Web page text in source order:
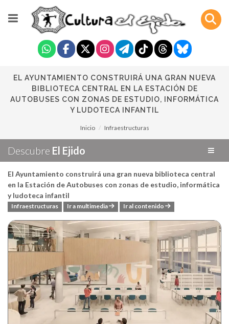
EL AYUNTAMIENTO CONSTRUIRÁ UNA GRAN NUEVA
BIBLIOTECA CENTRAL EN LA ESTACIÓN DE
AUTOBUSES CON ZONAS DE ESTUDIO, INFORMÁTICA
Y LUDOTECA INFANTIL
Inicio Infraestructuras
Descubre El Ejido
El Ayuntamiento construirá una gran nueva biblioteca central
en la Estación de Autobuses con zonas de estudio, informática
y ludoteca infantil
Infraestructuras Ir a multimedia Ir al contenido